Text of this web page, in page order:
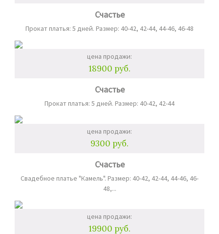
Счастье
Прокат платья: 5 дней. Размер: 40-42, 42-44, 44-46, 46-48
цена продажи:
18900 руб.
Счастье
Прокат платья: 5 дней. Размер: 40-42, 42-44
цена продажи:
9300 руб.
Счастье
Свадебное платье "Камель". Размер: 40-42, 42-44, 44-46, 46-
48,...
цена продажи:
19900 руб.